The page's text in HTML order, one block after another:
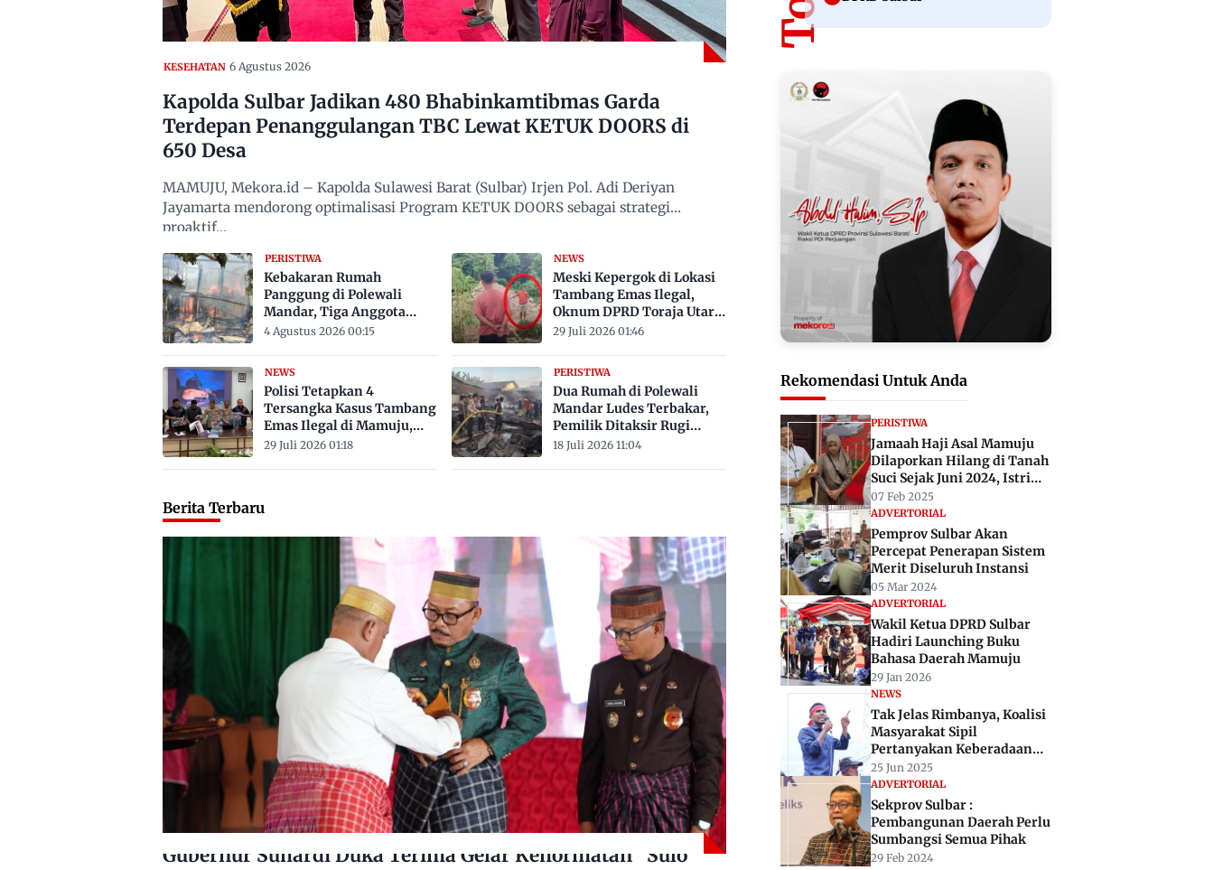
KESEHATAN 6 Agustus 2026
Kapolda Sulbar Jadikan 480 Bhabinkamtibmas Garda
Terdepan Penanggulangan TBC Lewat KETUK DOORS di
650 Desa
MAMUJU, Mekora.id – Kapolda Sulawesi Barat (Sulbar) Irjen Pol. Adi Deriyan
Jayamarta mendorong optimalisasi Program KETUK DOORS sebagai strategi
proaktif…
PERISTIWA
Kebakaran Rumah
Panggung di Polewali
Mandar, Tiga Anggota
Keluarga Tewas Terjebak
4 Agustus 2026 00:15
NEWS
Meski Kepergok di Lokasi
Tambang Emas Ilegal,
Oknum DPRD Toraja Utara
Belum Jadi Tersangka
29 Juli 2026 01:46
NEWS
Polisi Tetapkan 4
Tersangka Kasus Tambang
Emas Ilegal di Mamuju,
Satu ASN
29 Juli 2026 01:18
PERISTIWA
Dua Rumah di Polewali
Mandar Ludes Terbakar,
Pemilik Ditaksir Rugi
Rp200 Juta
18 Juli 2026 11:04
Berita Terbaru
Gubernur Suhardi Duka Terima Gelar Kehormatan “Sulo
Rekomendasi Untuk Anda
PERISTIWA
Jamaah Haji Asal Mamuju
Dilaporkan Hilang di Tanah
Suci Sejak Juni 2024, Istri
Tuntut Travel ALK
07 Feb 2025
ADVERTORIAL
Pemprov Sulbar Akan
Percepat Penerapan Sistem
Merit Diseluruh Instansi
05 Mar 2024
ADVERTORIAL
Wakil Ketua DPRD Sulbar
Hadiri Launching Buku
Bahasa Daerah Mamuju
29 Jan 2026
NEWS
Tak Jelas Rimbanya, Koalisi
Masyarakat Sipil
Pertanyakan Keberadaan
Tim Evaluasi Izin
Pertambangan Sulbar
25 Jun 2025
ADVERTORIAL
Sekprov Sulbar :
Pembangunan Daerah Perlu
Sumbangsi Semua Pihak
29 Feb 2024